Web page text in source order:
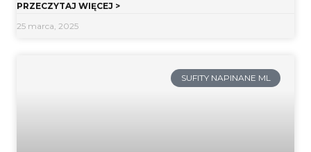
PRZECZYTAJ WIĘCEJ >
25 marca, 2025
SUFITY NAPINANE ML